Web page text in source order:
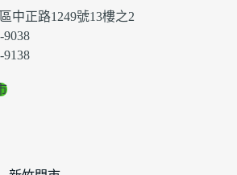
中正路1249號13樓之2
9038
9138